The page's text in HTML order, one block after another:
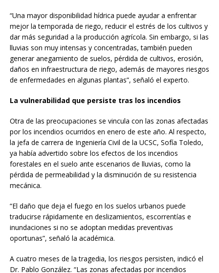
“Una mayor disponibilidad hídrica puede ayudar a enfrentar
mejor la temporada de riego, reducir el estrés de los cultivos y
dar más seguridad a la producción agrícola. Sin embargo, si las
lluvias son muy intensas y concentradas, también pueden
generar anegamiento de suelos, pérdida de cultivos, erosión,
daños en infraestructura de riego, además de mayores riesgos
de enfermedades en algunas plantas”, señaló el experto.
La vulnerabilidad que persiste tras los incendios
Otra de las preocupaciones se vincula con las zonas afectadas
por los incendios ocurridos en enero de este año. Al respecto,
la jefa de carrera de Ingeniería Civil de la UCSC, Sofía Toledo,
ya había advertido sobre los efectos de los incendios
forestales en el suelo ante escenarios de lluvias, como la
pérdida de permeabilidad y la disminución de su resistencia
mecánica.
“El daño que deja el fuego en los suelos urbanos puede
traducirse rápidamente en deslizamientos, escorrentías e
inundaciones si no se adoptan medidas preventivas
oportunas”, señaló la académica.
A cuatro meses de la tragedia, los riesgos persisten, indicó el
Dr. Pablo González. “Las zonas afectadas por incendios